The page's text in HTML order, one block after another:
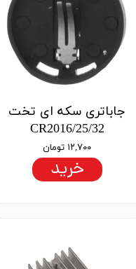
جاباتری سکه ای تخت
CR2016/25/32
۱۲,۷۰۰ تومان
خرید